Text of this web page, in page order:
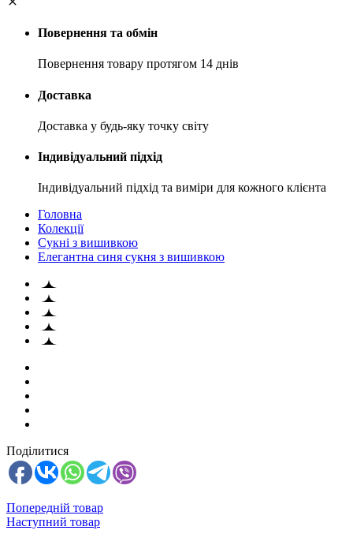
Повернення та обмін
Повернення товару протягом 14 днів
Доставка
Доставка у будь-яку точку світу
Індивідуальний підхід
Індивідуальний підхід та виміри для кожного клієнта
Головна
Колекції
Сукні з вишивкою
Елегантна синя сукня з вишивкою
Поділитися
Попередній товар
Наступний товар